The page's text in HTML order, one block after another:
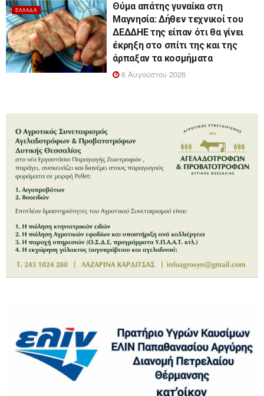
ΕΛΛΆΔΑ
Θύμα απάτης γυναίκα στη
Μαγνησία: Δήθεν τεχνικοί του
ΔΕΔΔΗΕ της είπαν ότι θα γίνει
έκρηξη στο σπίτι της και της
άρπαξαν τα κοσμήματα
6 Αυγούστου 2026